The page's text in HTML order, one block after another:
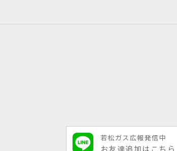
若松ガス広報発信中
お友達追加はこちら